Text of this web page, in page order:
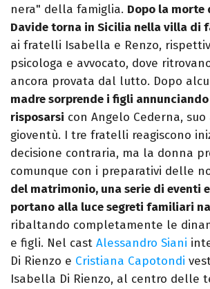
nera" della famiglia. Dopo la morte
Davide torna in Sicilia nella villa di
ai fratelli Isabella e Renzo,
psicologa e avvocato, dove
ancora provata dal lutto. Dopo
madre sorprende i figli
risposarsi con Angelo Cederna, suo
gioventù. I tre fratelli reagiscono
decisione contraria, ma la donna
comunque con i preparativi delle
del matrimonio, una serie di eventi
portano alla luce segreti familiari
ribaltando completamente le
e figli. Nel cast Alessandro Siani
Di Rienzo e Cristiana Capotondi
Isabella Di Rienzo, al centro delle